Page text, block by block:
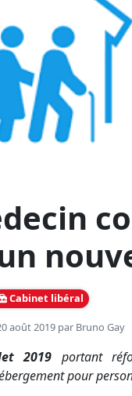
Cabinet libéral
août 2019 par Bruno Gay
2019 portant
pour